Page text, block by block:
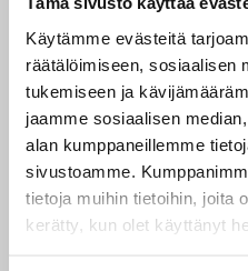
Käytämme evästeitä
räätälöimiseen, sosiaalisen
tukemiseen ja
jaamme sosiaalisen
alan kumppaneillemme
sivustoamme.
tietoja muihin tietoihin, joita
kerätty, kun olet käyttänyt
Origopro –
1975
Origoproon suomalainen
ulkoiluvaatetukseen
vuodesta 1975. Origopro
jotka on kehitetty
puolustusvoimien ja poliisin